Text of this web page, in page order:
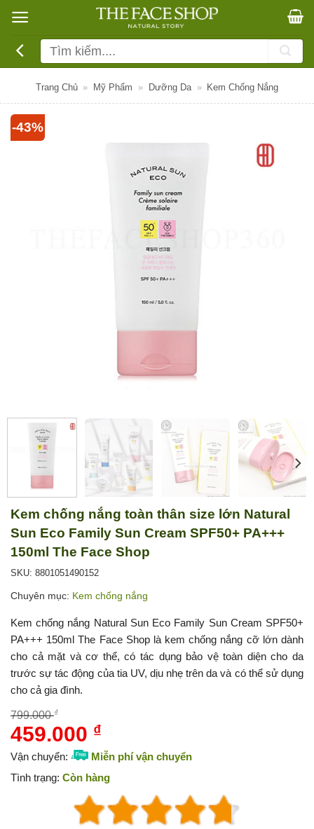
qua
dung
Tìm
kiếm:
Trang Chủ » Mỹ Phẩm » Dưỡng Da » Kem Chống Nắng
-43%
Kem chống nắng toàn thân size lớn Natural
Sun Eco Family Sun Cream SPF50+ PA+++
150ml The Face Shop
SKU: 8801051490152
Chuyên mục: Kem chống nắng
Kem chống nắng Natural Sun Eco Family Sun Cream SPF50+
PA+++ 150ml The Face Shop là kem chống nắng cỡ lớn dành
cho cả mặt và cơ thể, có tác dụng bảo vệ toàn diện cho da
trước sự tác động của tia UV, dịu nhẹ trên da và có thể sử dụng
cho cả gia đình.
799.000₫
Giá
là:
799.000 ₫.
459.000 ₫
hiện
là:
459.000 ₫.
Vận chuyển:
Miễn phí vận chuyển
Tình trạng: Còn hàng